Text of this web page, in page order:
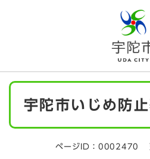
メニューを飛ば
本
宇陀市いじめ防
ページID：0002470